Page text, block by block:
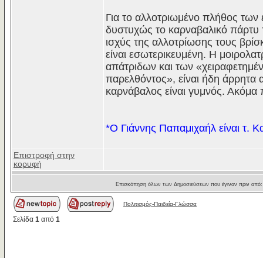
Για το αλλοτριωμένο πλήθος
δυστυχώς το καρναβαλικό πάρτυ
ισχύς της αλλοτρίωσης τους
είναι εσωτερικευμένη. Η
απάτριδων και των
παρελθόντος», είναι ήδη άρρητα
καρνάβαλος είναι γυμνός.
*Ο Γιάννης Παπαμιχαήλ είναι τ.
Επιστροφή στην
κορυφή
Επισκόπηση όλων των Δημοσιεύσεων που έγιναν πριν
Πολιτισμός-Παιδεία-Γλώσσα
Σελίδα 1 από 1